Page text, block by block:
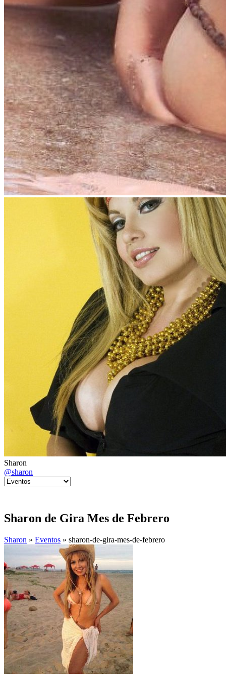
Sharon
@sharon
Sharon de Gira Mes de Febrero
Sharon » Eventos » sharon-de-gira-mes-de-febrero